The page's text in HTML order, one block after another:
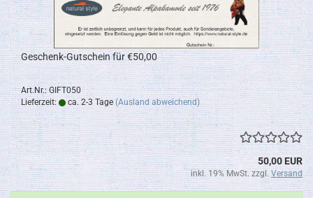
Geschenk-Gutschein für €50,00
Art.Nr.: GIFT050
Lieferzeit:
ca. 2-3 Tage (Ausland abweichend)
50,00 EUR
inkl. 19% MwSt. zzgl.Versand